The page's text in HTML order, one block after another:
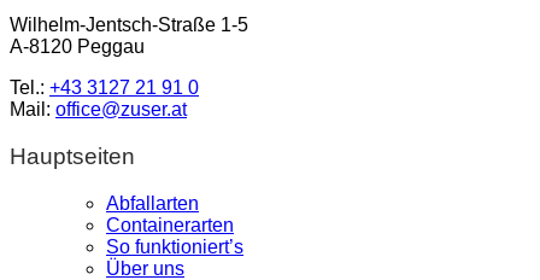
Wilhelm-Jentsch-Straße 1-5
A-8120 Peggau
Tel.: +43 3127 21 91 0
Mail: office@zuser.at
Hauptseiten
Abfallarten
Containerarten
So funktioniert’s
Über uns